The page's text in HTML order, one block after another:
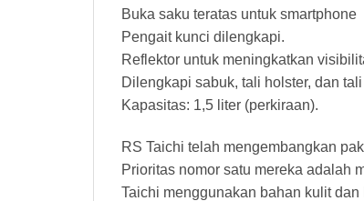
Buka saku teratas untuk smartphone
Pengait kunci dilengkapi.
Reflektor untuk meningkatkan
Dilengkapi sabuk, tali holster, dan
Kapasitas: 1,5 liter (perkiraan).
RS Taichi telah mengembangkan
Prioritas nomor satu mereka adalah
Taichi menggunakan bahan kulit